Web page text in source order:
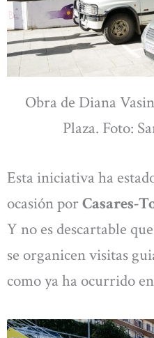
Obra de Diana
Plaza. Foto:
Esta iniciativa ha
ocasión porCasares-
Y no es descartable
se organicen visitas
como ya ha ocurrido